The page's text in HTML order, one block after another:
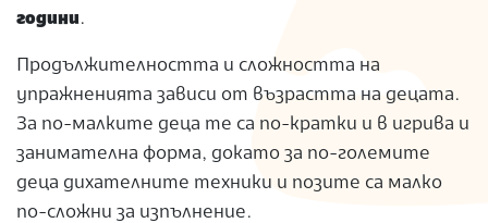
години.
Продължителността и сложността на
упражненията зависи от възрастта на децата.
За по-малките деца те са по-кратки и в игрива и
занимателна форма, докато за по-големите
деца дихателните техники и позите са малко
по-сложни за изпълнение.